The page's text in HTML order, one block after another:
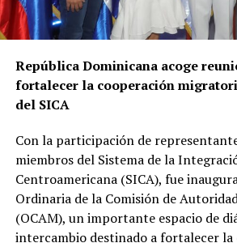
República Dominicana acoge
fortalecer la cooperación
del SICA
Con la participación de
miembros del Sistema de la
Centroamericana (SICA), fue
Ordinaria de la Comisión de
(OCAM), un importante espacio de
intercambio destinado a fortalecer la